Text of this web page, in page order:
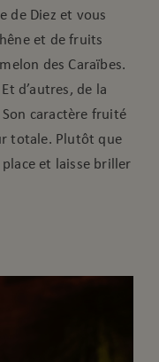
de Diez et vous
et de fruits
des Caraïbes.
d’autres, de la
Son caractère fruité
totale. Plutôt que
et laisse briller